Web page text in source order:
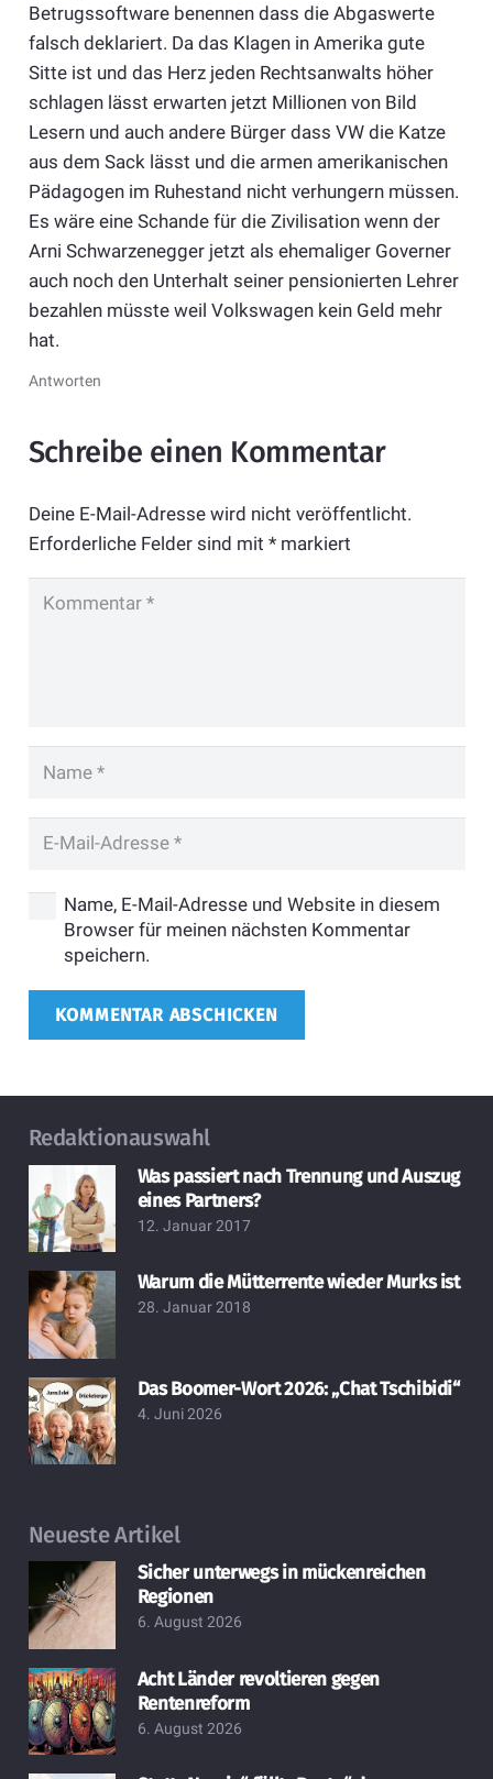
Betrugssoftware benennen dass die Abgaswerte
falsch deklariert. Da das Klagen in Amerika gute
Sitte ist und das Herz jeden Rechtsanwalts höher
schlagen lässt erwarten jetzt Millionen von Bild
Lesern und auch andere Bürger dass VW die Katze
aus dem Sack lässt und die armen amerikanischen
Pädagogen im Ruhestand nicht verhungern müssen.
Es wäre eine Schande für die Zivilisation wenn der
Arni Schwarzenegger jetzt als ehemaliger Governer
auch noch den Unterhalt seiner pensionierten Lehrer
bezahlen müsste weil Volkswagen kein Geld mehr
hat.
Antworten
Schreibe einen Kommentar
Deine E-Mail-Adresse wird nicht veröffentlicht.
Erforderliche Felder sind mit *markiert
Name, E-Mail-Adresse und Website in diesem
Browser für meinen nächsten Kommentar
speichern.
KOMMENTAR ABSCHICKEN
Redaktionauswahl
Was passiert nach Trennung und Auszug
eines Partners?
12. Januar 2017
Warum die Mütterrente wieder Murks ist
28. Januar 2018
Das Boomer-Wort 2026: „Chat Tschibidi“
4. Juni 2026
Neueste Artikel
Sicher unterwegs in mückenreichen
Regionen
6. August 2026
Acht Länder revoltieren gegen
Rentenreform
6. August 2026